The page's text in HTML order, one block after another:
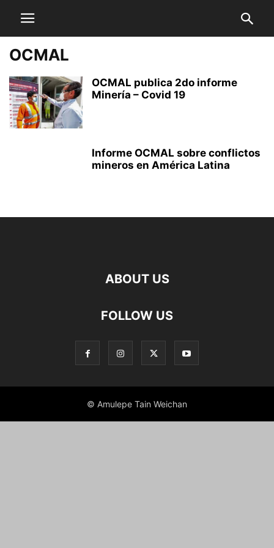
OCMAL
OCMAL publica 2do informe
Minería – Covid 19
Informe OCMAL sobre conflictos
mineros en América Latina
ABOUT US
FOLLOW US
© Amulepe Tain Weichan